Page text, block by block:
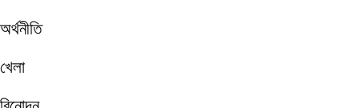
অর্থনীতি
খেলা